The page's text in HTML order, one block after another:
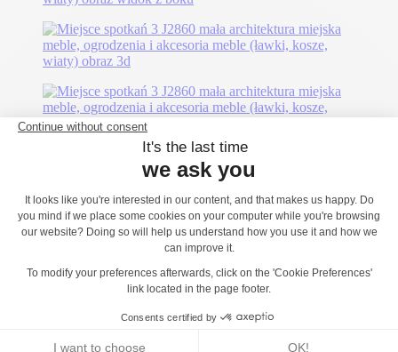
Może Ci się spodobać...
J2840 - Miejsce spotkań 1